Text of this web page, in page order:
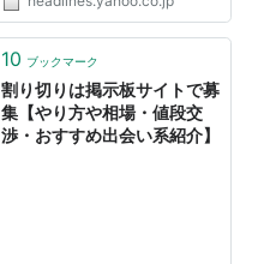
10 ブックマーク
割り切りは掲示板サイトで募
集【やり方や相場・値段交
渉・おすすめ出会い系紹介】